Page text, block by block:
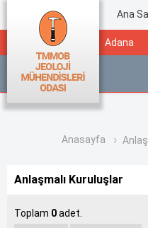
Ana
Adana
Anasayfa
Anlaşmalı Kuruluşlar
Toplam 0adet.